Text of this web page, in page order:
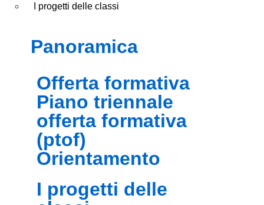
I progetti delle classi
panoramica
offerta formativa
piano triennale
offerta formativa
(ptof)
orientamento
i progetti delle